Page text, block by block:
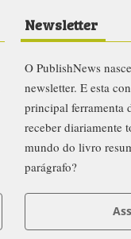
Newsletter
O PublishNews
newsletter. E esta
principal ferramenta
receber diariamente
mundo do livro
parágrafo?